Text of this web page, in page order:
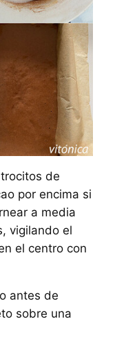
de
por encima si
a media
vigilando el
el centro con
antes de
sobre una